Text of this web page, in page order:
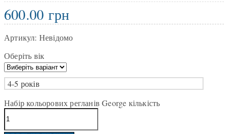
600.00грн
Артикул: Невідомо
Оберіть вік
4-5 років
Набір кольорових регланів George кількість